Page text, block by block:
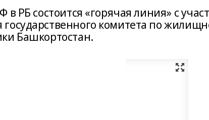
РБ состоится «горячая линия» с
комитета по
Башкортостан.